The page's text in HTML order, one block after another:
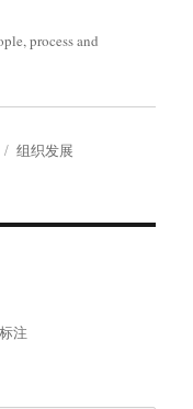
process and
标
组织发展
标注